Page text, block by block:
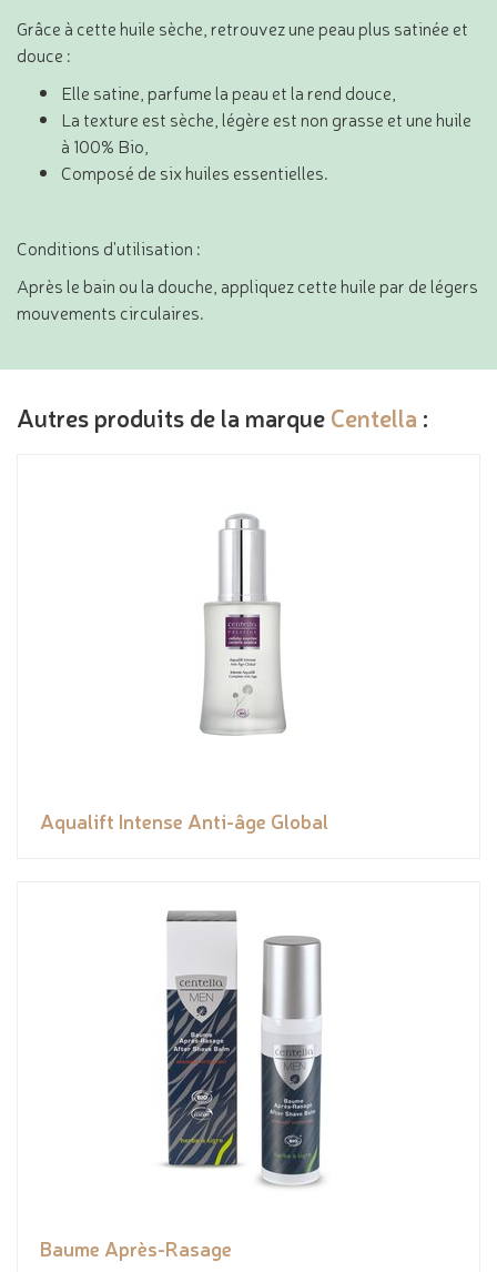
Grâce à cette huile sèche, retrouvez une peau plus satinée et
douce :
Elle satine, parfume la peau et la rend douce,
La texture est sèche, légère est non grasse et une huile
à 100% Bio,
Composé de six huiles essentielles.
Conditions d'utilisation :
Après le bain ou la douche, appliquez cette huile par de légers
mouvements circulaires.
Autres produits de la marque Centella :
Aqualift Intense Anti-âge Global
Baume Après-Rasage